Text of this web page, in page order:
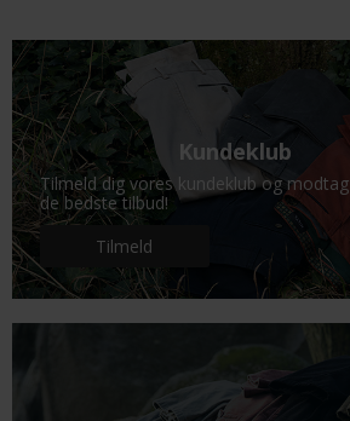
Kundeklub
Tilmeld dig vores kundeklub og modtag
de bedste tilbud!
Tilmeld